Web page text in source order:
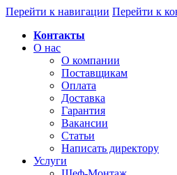
Перейти к навигации Перейти к
Контакты
О нас
О компании
Поставщикам
Оплата
Доставка
Гарантия
Вакансии
Статьи
Написать директору
Услуги